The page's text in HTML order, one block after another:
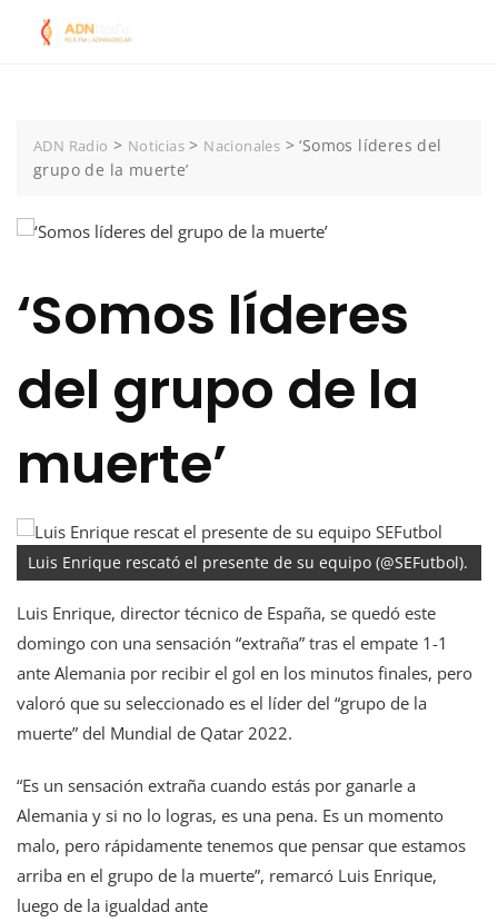
ADN Radio > Noticias > Nacionales >‘Somos líderes del
grupo de la muerte’
‘Somos líderes
del grupo de la
muerte’
Luis Enrique rescató el presente de su equipo (@SEFutbol).
Luis Enrique, director técnico de España, se quedó este
domingo con una sensación “extraña” tras el empate 1-1
ante Alemania por recibir el gol en los minutos finales, pero
valoró que su seleccionado es el líder del “grupo de la
muerte” del Mundial de Qatar 2022.
“Es un sensación extraña cuando estás por ganarle a
Alemania y si no lo logras, es una pena. Es un momento
malo, pero rápidamente tenemos que pensar que estamos
arriba en el grupo de la muerte”, remarcó Luis Enrique,
luego de la igualdad ante